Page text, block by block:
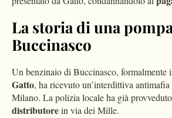
La storia di una
Buccinasco
Un benzinaio di Buccinasco, formalmente
Gatto, ha ricevuto un’interdittiva
Milano. La polizia locale ha già
distributorein via dei Mille.